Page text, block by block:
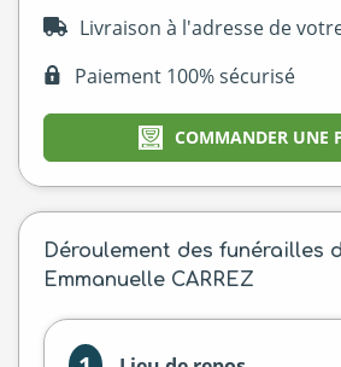
Livraison à l'adresse de
Paiement 100% sécurisé
COMMANDER UNE
Déroulement des funérailles
Emmanuelle CARREZ